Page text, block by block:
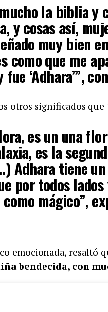
la biblia y
y cosas así,
muy bien
como que me
‘Adhara’”,
otros significados
es un una
es la
Adhara tiene
por todos
mágico”,
emocionada, resaltó
bendecida, con